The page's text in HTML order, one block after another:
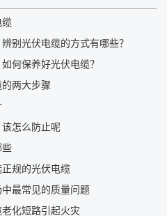
缆
别光伏电缆的方式有哪些？
何保养好光伏电缆？
两大步骤
怎么防止呢
些
规的光伏电缆
最常见的质量问题
化短路引起火灾